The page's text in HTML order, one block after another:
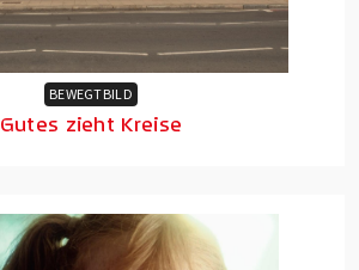
BEWEGTBILD
Gutes zieht Kreise